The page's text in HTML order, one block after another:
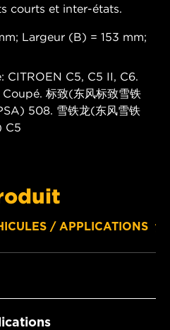
courts et inter-états.
Largeur (B) = 153 mm;
C5, C5 II, C6.
标致(东风标致雪铁
508. 雪铁龙(东风雪铁
C5
/ APPLICATIONS